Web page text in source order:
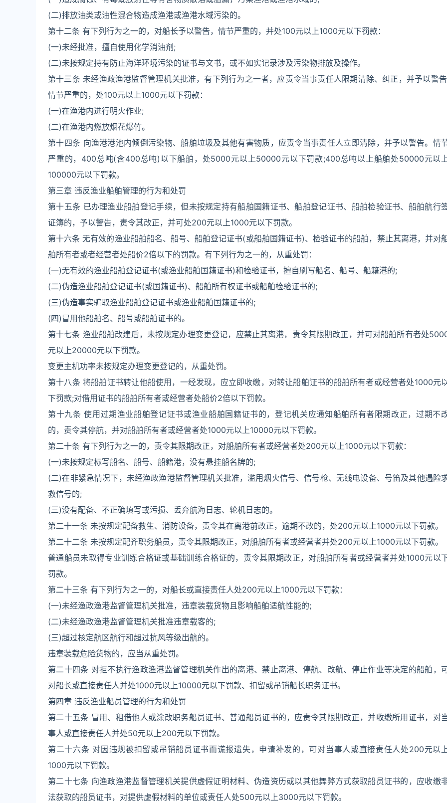
(二)排放油类或油性混合物造成渔港或渔港水域污染的。
第十二条 有下列行为之一的，对船长予以警告，情节严重的，并处100元以上1000元以下罚款：
(一)未经批准，擅自使用化学消油剂;
(二)未按规定持有防止海洋环境污染的证书与文书，或不如实记录涉及污染物排放及操作。
第十三条 未经渔政渔港监督管理机关批准，有下列行为之一者，应责令当事责任人限期清除、纠正，并予以警
情节严重的，处100元以上1000元以下罚款：
(一)在渔港内进行明火作业;
(二)在渔港内燃放烟花爆竹。
第十四条 向渔港港池内倾倒污染物、船舶垃圾及其他有害物质，应责令当事责任人立即清除，并予以警告。情
严重的，400总吨(含400总吨)以下船舶，处5000元以上50000元以下罚款;400总吨以上船舶处50000元以
100000元以下罚款。
第三章 违反渔业船舶管理的行为和处罚
第十五条 已办理渔业船舶登记手续，但未按规定持有船舶国籍证书、船舶登记证书、船舶检验证书、船舶航行
证簿的，予以警告，责令其改正，并可处200元以上1000元以下罚款。
第十六条 无有效的渔业船舶船名、船号、船舶登记证书(或船舶国籍证书)、检验证书的船舶，禁止其离港，并对
舶所有者或者经营者处船价2倍以下的罚款。有下列行为之一的，从重处罚：
(一)无有效的渔业船舶登记证书(或渔业船舶国籍证书)和检验证书，擅自刷写船名、船号、船籍港的;
(二)伪造渔业船舶登记证书(或国籍证书)、船舶所有权证书或船舶检验证书的;
(三)伪造事实骗取渔业船舶登记证书或渔业船舶国籍证书的;
(四)冒用他船舶名、船号或船舶证书的。
第十七条 渔业船舶改建后，未按规定办理变更登记，应禁止其离港，责令其限期改正，并可对船舶所有者处
元以上20000元以下罚款。
变更主机功率未按规定办理变更登记的，从重处罚。
第十八条 将船舶证书转让他船使用，一经发现，应立即收缴，对转让船舶证书的船舶所有者或经营者处1000元
下罚款;对借用证书的船舶所有者或经营者处船价2倍以下罚款。
第十九条 使用过期渔业船舶登记证书或渔业船舶国籍证书的，登记机关应通知船舶所有者限期改正，过期不
的，责令其停航，并对船舶所有者或经营者处1000元以上10000元以下罚款。
第二十条 有下列行为之一的，责令其限期改正，对船舶所有者或经营者处200元以上1000元以下罚款：
(一)未按规定标写船名、船号、船籍港，没有悬挂船名牌的;
(二)在非紧急情况下，未经渔政渔港监督管理机关批准，滥用烟火信号、信号枪、无线电设备、号笛及其他遇险
救信号的;
(三)没有配备、不正确填写或污损、丢弃航海日志、轮机日志的。
第二十一条 未按规定配备救生、消防设备，责令其在离港前改正，逾期不改的，处200元以上1000元以下罚款。
第二十二条 未按规定配齐职务船员，责令其限期改正，对船舶所有者或经营者并处200元以上1000元以下罚款。
普通船员未取得专业训练合格证或基础训练合格证的，责令其限期改正，对船舶所有者或经营者并处1000元以
罚款。
第二十三条 有下列行为之一的，对船长或直接责任人处200元以上1000元以下罚款：
(一)未经渔政渔港监督管理机关批准，违章装载货物且影响船舶适航性能的;
(二)未经渔政渔港监督管理机关批准违章载客的;
(三)超过核定航区航行和超过抗风等级出航的。
违章装载危险货物的，应当从重处罚。
第二十四条 对拒不执行渔政渔港监督管理机关作出的离港、禁止离港、停航、改航、停止作业等决定的船舶，
对船长或直接责任人并处1000元以上10000元以下罚款、扣留或吊销船长职务证书。
第四章 违反渔业船员管理的行为和处罚
第二十五条 冒用、租借他人或涂改职务船员证书、普通船员证书的，应责令其限期改正，并收缴所用证书，对
事人或直接责任人并处50元以上200元以下罚款。
第二十六条 对因违规被扣留或吊销船员证书而谎报遗失，申请补发的，可对当事人或直接责任人处200元以
1000元以下罚款。
第二十七条 向渔政渔港监督管理机关提供虚假证明材料、伪造资历或以其他舞弊方式获取船员证书的，应收缴
法获取的船员证书，对提供虚假材料的单位或责任人处500元以上3000元以下罚款。